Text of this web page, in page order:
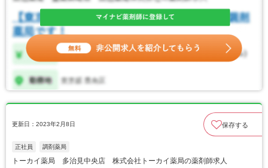
更新日：2023年2月8日 保存する
正社員 調剤薬局
トーカイ薬局 多治見中央店 株式会社トーカイ薬局の薬剤師求人